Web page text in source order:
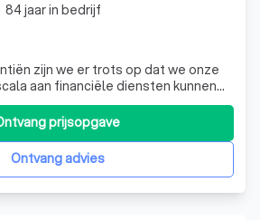
zijn we er trots op dat we onze
aan financiële diensten kunnen
nodig heeft over verzekeringen,
ons deskundige team staat
We begrijpen dat elke klant uniek is,
ma
Ontvang advies
prijsopgave
84 jaar in bedrijf